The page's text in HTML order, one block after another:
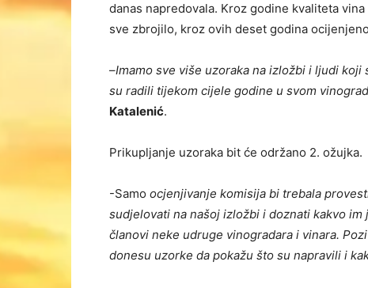
danas napredovala. Kroz godine kvaliteta
sve zbrojilo, kroz ovih deset godina
–Imamo sve više uzoraka na izložbi i ljudi
su radili tijekom cijele godine u svom
Katalenić.
Prikupljanje uzoraka bit će održano 2. ožujka.
-Samo ocjenjivanje komisija bi trebala
sudjelovati na našoj izložbi i doznati kakvo
članovi neke udruge vinogradara i vinara.
donesu uzorke da pokažu što su napravili i